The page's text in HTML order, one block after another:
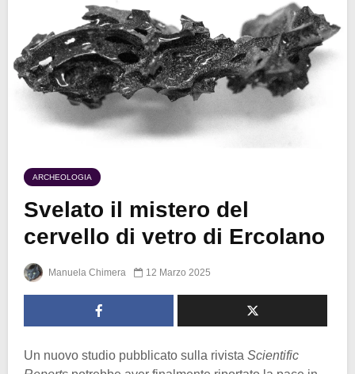
ARCHEOLOGIA
Svelato il mistero del
cervello di vetro di Ercolano
Manuela Chimera 12 Marzo 2025
Un nuovo studio pubblicato sulla rivista Scientific